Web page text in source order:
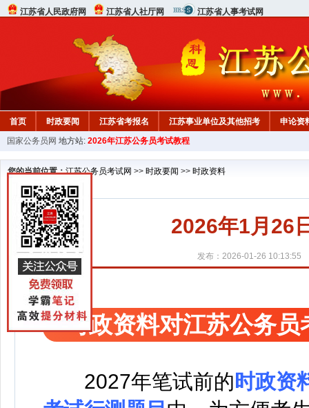
江苏省人民政府网 江苏省人社厅网 江苏省人事考试网
首页 时政要闻 江苏省考报名 江苏事业单位及其他招考
申论资
国家公务员网 地方站: 2026年江苏公务员考试教程
您的当前位置：江苏公务员考试网 >> 时政要闻 >> 时政资料
2026年1月26
发布：2026-01-26 10:13:55
时政资料对江苏公务员
2027年笔试前的 时政资